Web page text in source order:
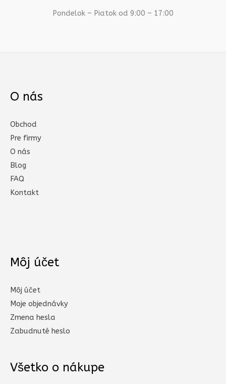
Pondelok – Piatok od 9:00 – 17:00
O nás
Obchod
Pre firmy
O nás
Blog
FAQ
Kontakt
Môj účet
Môj účet
Moje objednávky
Zmena hesla
Zabudnuté heslo
Všetko o nákupe